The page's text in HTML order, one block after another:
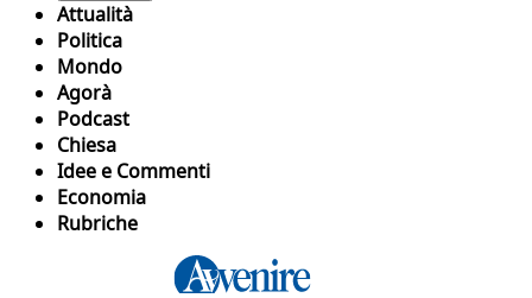
Attualità
Politica
Mondo
Agorà
Podcast
Chiesa
Idee e Commenti
Economia
Rubriche